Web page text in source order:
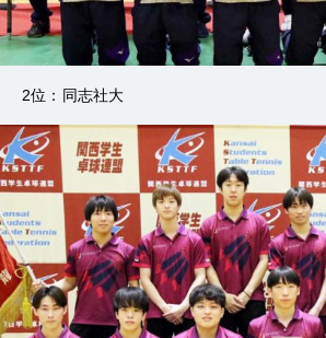
2位：同志社大